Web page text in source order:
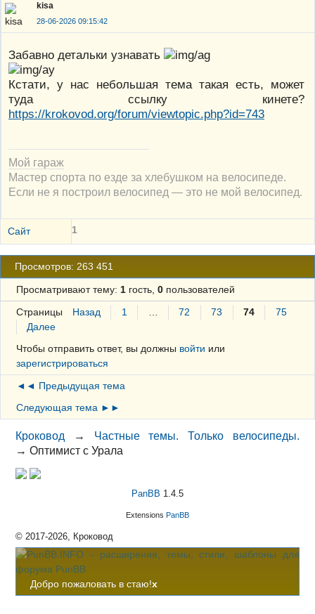
kisa
28-06-2026 09:15:42
Забавно детальки узнавать
Кстати, у нас небольшая тема такая есть, может
туда ссылку кинете?
https://krokovod.org/forum/viewtopic.php?id=743
Мой гараж
Мастер спорта по езде за хлебушком на велосипеде.
Если не я построил велосипед — это не мой велосипед.
Сайт 1
Просмотров: 263 451
Просматривают тему: 1гость, 0пользователей
Страницы Назад 1 72 73 74
75
Далее
Чтобы отправить ответ, вы должны войти или
зарегистрироваться
◄◄ Предыдущая тема
Следующая тема ►►
Кроковод → Частные темы. Только велосипеды.
→Оптимист с Урала
PanBB 1.4.5
Extensions PanBB
© 2017-2026, Кроковод
Добро пожаловать в стаю!x